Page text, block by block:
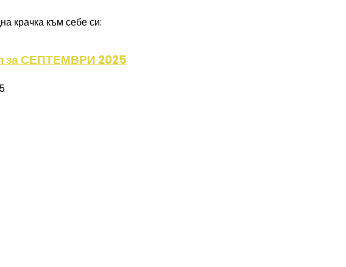
крачка към себе си:
за СЕПТЕМВРИ 2025